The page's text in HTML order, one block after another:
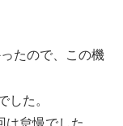
たので、この機
した。